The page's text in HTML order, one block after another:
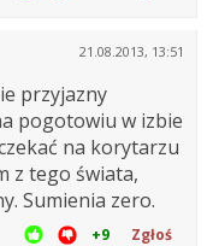
21.08.2013, 13:51
przyjazny
pogotowiu w izbie
na korytarzu
z tego świata,
Sumienia zero.
+9 Zgłoś